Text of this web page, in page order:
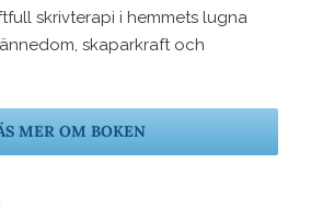
skrivterapi i hemmets lugna
skaparkraft och
MER OM BOKEN